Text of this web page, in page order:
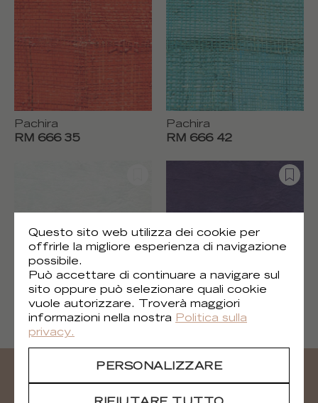
Pachira
RM 666 35
Pachira
RM 666 42
Tahara
RM 667 02
Tahara
RM 667 80
Questo sito web utilizza dei cookie per
offrirle la migliore esperienza di navigazione
possibile.
Può accettare di continuare a navigare sul
sito oppure può selezionare quali cookie
vuole autorizzare. Troverà maggiori
informazioni nella nostra Politica sulla
privacy.
PERSONALIZZARE